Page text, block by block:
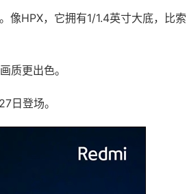
像HPX，它拥有1/1.4英寸大底，比索
质更出色。
日登场。